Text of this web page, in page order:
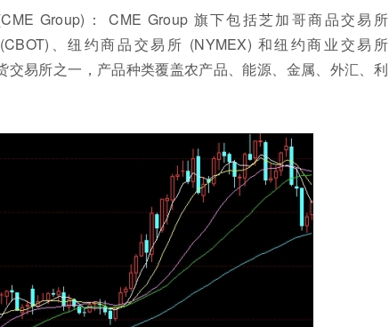
Group)： CME Group 旗下包括芝加哥商品交易所
、纽约商品交易所 (NYMEX) 和纽约商业交易所
交易所之一，产品种类覆盖农产品、能源、金属、外汇、利